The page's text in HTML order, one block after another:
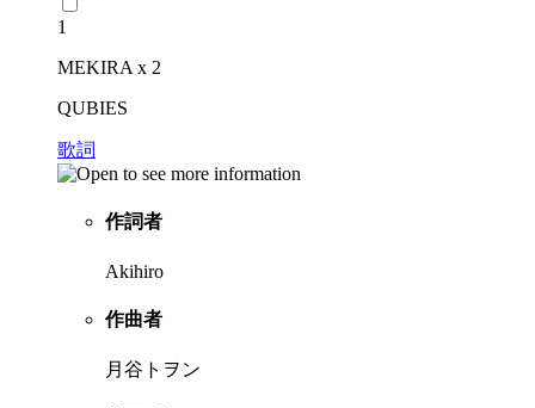
1
MEKIRA x 2
QUBIES
歌詞
作詞者
Akihiro
作曲者
月谷トヲン